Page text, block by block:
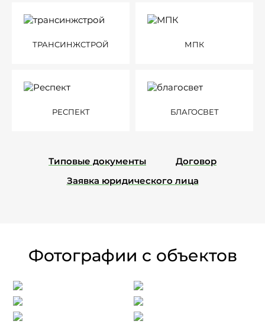
ТРАНСИНЖСТРОЙ МПК
РЕСПЕКТ БЛАГОСВЕТ
Типовые документы Договор
Заявка юридического лица
Фотографии с объектов